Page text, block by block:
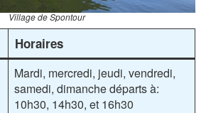
Village de Spontour
Horaires
Mardi, mercredi, jeudi, vendredi,
samedi, dimanche départs à:
10h30, 14h30, et 16h30